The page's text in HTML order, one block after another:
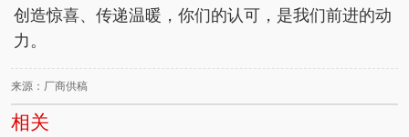
创造惊喜、传递温暖，你们的认可，是我们前进的动
力。
来源：厂商供稿
相关